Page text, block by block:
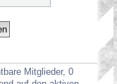
Mitglieder, 0